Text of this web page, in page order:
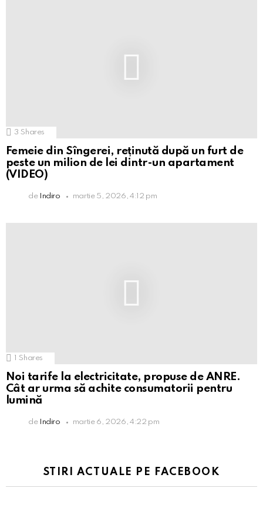
3 Shares
Femeie din Sîngerei, reținută după un furt de
peste un milion de lei dintr-un apartament
(VIDEO)
de Indiro martie 5, 2026, 4:12 pm
Shares
Noi tarife la electricitate, propuse de ANRE.
Cât ar urma să achite consumatorii pentru
lumină
de Indiro martie 6, 2026, 4:22 pm
STIRI ACTUALE PE FACEBOOK